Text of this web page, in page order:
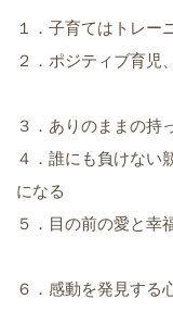
１．子育てはトレー
２．ポジティブ育児
３．ありのままの持
４．誰にも負けない
になる
５．目の前の愛と幸
６．感動を発見する